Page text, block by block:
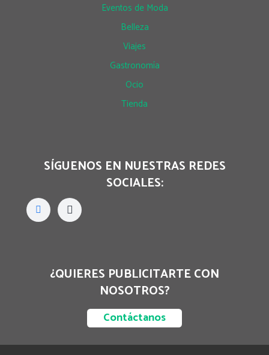
Eventos de Moda
Belleza
Viajes
Gastronomía
Ocio
Tienda
SÍGUENOS EN NUESTRAS REDES
SOCIALES:
¿QUIERES PUBLICITARTE CON
NOSOTROS?
Contáctanos